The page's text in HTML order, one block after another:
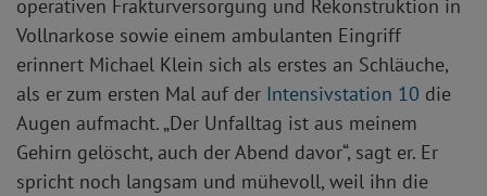
operativen Frakturversorgung und Rekonstruktion in
Vollnarkose sowie einem ambulanten Eingriff
erinnert Michael Klein sich als erstes an Schläuche,
als er zum ersten Mal auf der Intensivstation 10 die
Augen aufmacht. „Der Unfalltag ist aus meinem
Gehirn gelöscht, auch der Abend davor“, sagt er. Er
spricht noch langsam und mühevoll, weil ihn die